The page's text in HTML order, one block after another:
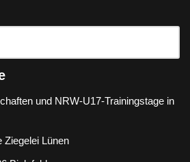
und NRW-U17-Trainingstage in
Ziegelei Lünen